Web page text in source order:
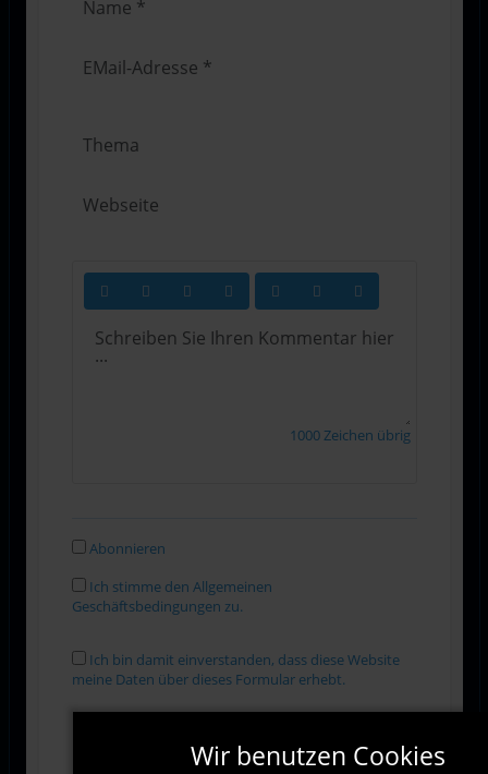
1000Zeichen übrig
Abonnieren
Ich stimme den Allgemeinen
Geschäftsbedingungen zu.
Ich bin damit einverstanden, dass diese Website
meine Daten über dieses Formular erhebt.
Wir benutzen Cookies